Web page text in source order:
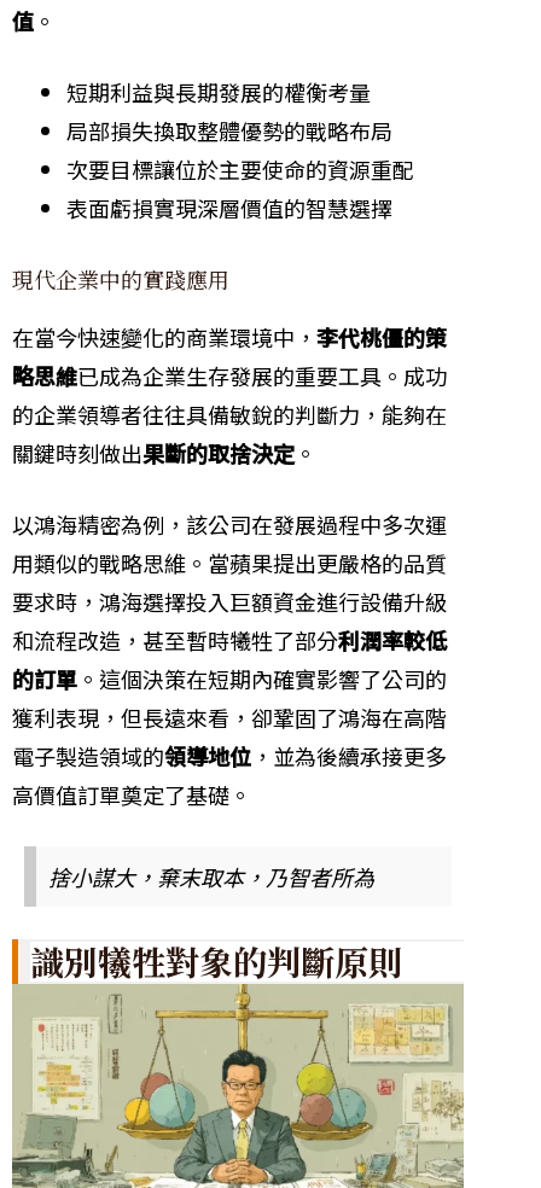
值 。
短期利益與長期發展的權衡考量
局部損失換取整體優勢的戰略布局
次要目標讓位於主要使命的資源重配
表面虧損實現深層價值的智慧選擇
現代企業中的實踐應用
在當今快速變化的商業環境中， 李代桃僵的策
略思維已成為企業生存發展的重要工具。成功
的企業領導者往往具備敏銳的判斷力，能夠在
關鍵時刻做出果斷的取捨決定 。
以鴻海精密為例，該公司在發展過程中多次運
用類似的戰略思維。當蘋果提出更嚴格的品質
要求時，鴻海選擇投入巨額資金進行設備升級
和流程改造，甚至暫時犧牲了部分利潤率較低
的訂單 。這個決策在短期內確實影響了公司的
獲利表現，但長遠來看，卻鞏固了鴻海在高階
電子製造領域的領導地位 ，並為後續承接更多
高價值訂單奠定了基礎。
捨小謀大，棄末取本，乃智者所為
識別犧牲對象的判斷原則